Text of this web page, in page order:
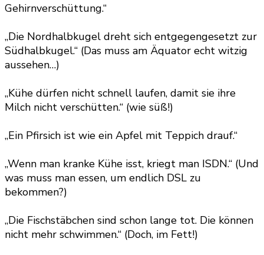
Gehirnverschüttung.“
„Die Nordhalbkugel dreht sich entgegengesetzt zur
Südhalbkugel.“ (Das muss am Äquator echt witzig
aussehen…)
„Kühe dürfen nicht schnell laufen, damit sie ihre
Milch nicht verschütten.“ (wie süß!)
„Ein Pfirsich ist wie ein Apfel mit Teppich drauf.“
„Wenn man kranke Kühe isst, kriegt man ISDN.“ (Und
was muss man essen, um endlich DSL zu
bekommen?)
„Die Fischstäbchen sind schon lange tot. Die können
nicht mehr schwimmen.“ (Doch, im Fett!)